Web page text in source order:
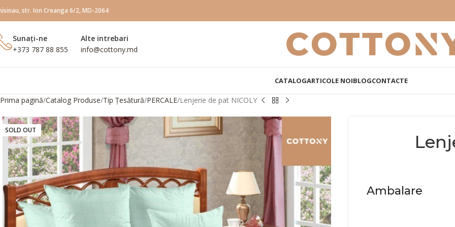
str. Ion Creanga 6/2, MD-2064
Sunați-ne
+373 787 88 855
Alte intrebari
info@сottony.md
CATALOGARTICOLE NOIBLOGCONTACTE
Prima pagină Catalog Produse Tip Țesătură PERCALE Lenjerie de pat NICOLY
SOLD OUT
Ambalare